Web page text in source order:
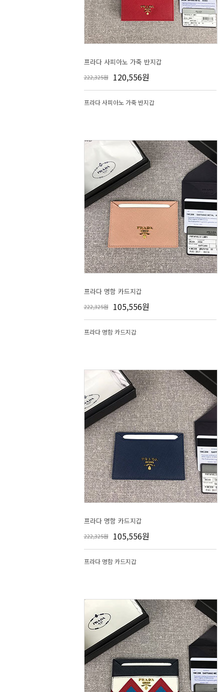
프라다 사피아노 가죽 반지갑
222,325원 120,556원
프라다 사피아노 가죽 반지갑
프라다 명함 카드지갑
222,325원 105,556원
프라다 명함 카드지갑
프라다 명함 카드지갑
222,325원 105,556원
프라다 명함 카드지갑